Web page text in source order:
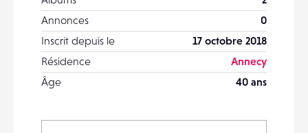
Annonces
0
Inscrit depuis le
17 octobre 2018
Résidence
Annecy
Âge
40 ans